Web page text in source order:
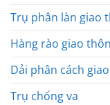
Trụ phân làn giao
Hàng rào giao
Dải phân cách
Trụ chống va